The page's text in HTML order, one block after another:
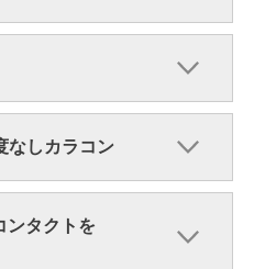
なしカラコン
ンタクトを